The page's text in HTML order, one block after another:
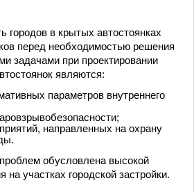
городов в крытых автостоянках
перед необходимостью решения
задачами при проектировании
являются:
параметров внутреннего
направленных на охрану
обусловлена высокой
на участках городской застройки.